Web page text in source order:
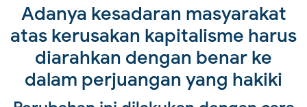
Adanya kesadaran masyarakat
atas kerusakan kapitalisme harus
diarahkan dengan benar ke
dalam perjuangan yang hakiki